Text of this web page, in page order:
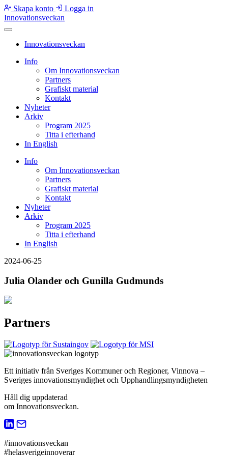
Skapa konto
Logga in
Innovationsveckan
Innovationsveckan
Info
Om Innovationsveckan
Partners
Grafiskt material
Kontakt
Nyheter
Arkiv
Program 2025
Titta i efterhand
In English
Info
Om Innovationsveckan
Partners
Grafiskt material
Kontakt
Nyheter
Arkiv
Program 2025
Titta i efterhand
In English
2024-06-25
Julia Olander och Gunilla Gudmunds
Partners
Ett initiativ från Sveriges Kommuner och Regioner, Vinnova –
Sveriges innovationsmyndighet och Upphandlingsmyndigheten
Håll dig uppdaterad
om Innovationsveckan.
#innovationsveckan
#helasverigeinnoverar